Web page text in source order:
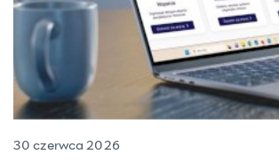
30 czerwca 2026